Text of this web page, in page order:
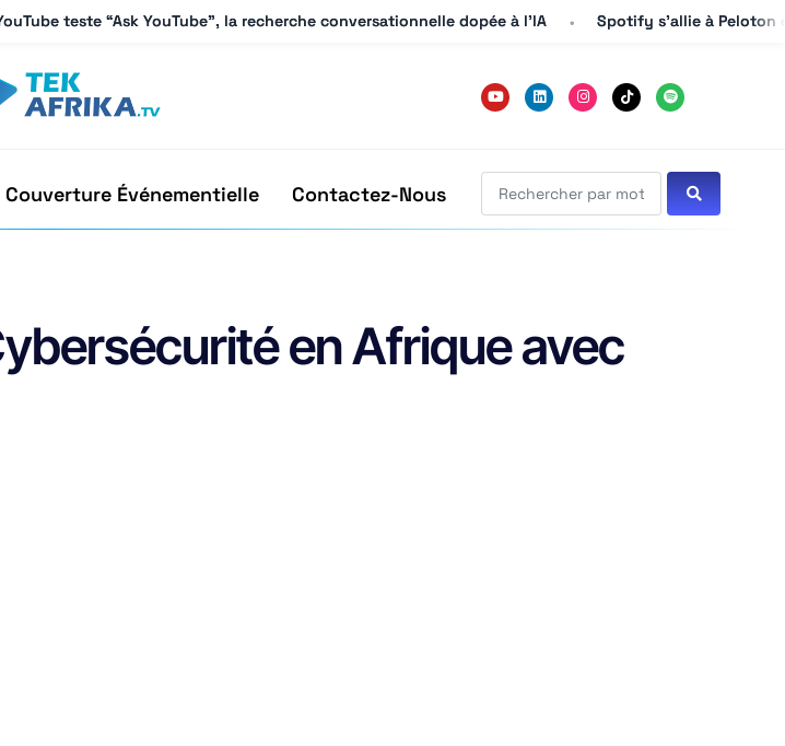
teste “Ask YouTube”, la recherche conversationnelle dopée à l’IA Spotify s’allie à Peloton
teste “Ask YouTube”, la recherche conversationnelle dopée à l’IA Spotify s’allie à Peloton
Couverture Événementielle Contactez-Nous
en Afrique avec